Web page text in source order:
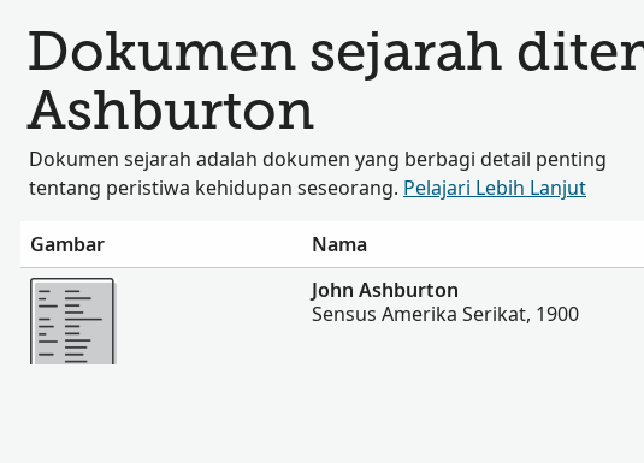
Dokumen sejarah
Ashburton
Dokumen sejarah adalah dokumen yang berbagi detail penting
tentang peristiwa kehidupan seseorang. Pelajari Lebih Lanjut
Gambar Nama
Lebih banyak
John Ashburton
Sensus Amerika Serikat, 1900